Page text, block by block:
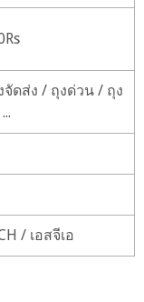
ดส่ง / ถุงด่วน / ถุง
/ เอสจีเอ